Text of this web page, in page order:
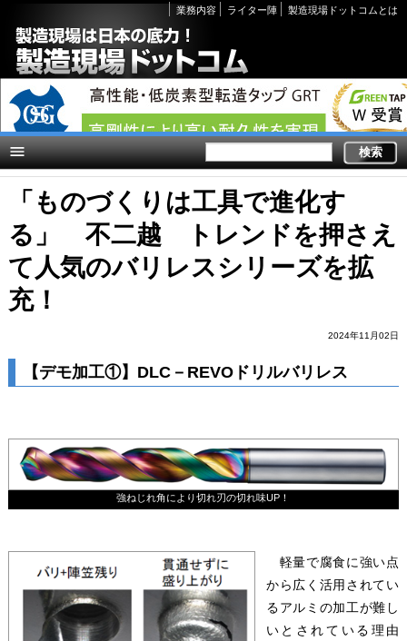
Secondary
links
業務内容 ライター陣 製造現場ドットコムとは
「ものづくりは工具で進化す
る」 不二越 トレンドを押さえ
て人気のバリレスシリーズを拡
充！
2024年11月02日
【デモ加工①】DLC－REVOドリルバリレス
強ねじれ角により切れ刃の切れ味UP！
軽量で腐食に強い点
から広く活用されてい
るアルミの加工が難し
いとされている理由